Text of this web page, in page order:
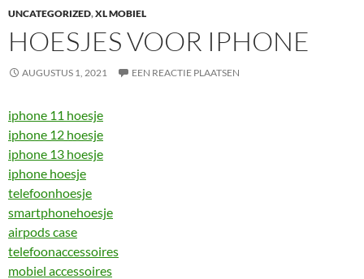
UNCATEGORIZED,XL MOBIEL
HOESJES VOOR IPHONE
AUGUSTUS 1, 2021 EEN REACTIE PLAATSEN
iphone 11 hoesje
iphone 12 hoesje
iphone 13 hoesje
iphone hoesje
telefoonhoesje
smartphonehoesje
airpods case
telefoonaccessoires
mobiel accessoires